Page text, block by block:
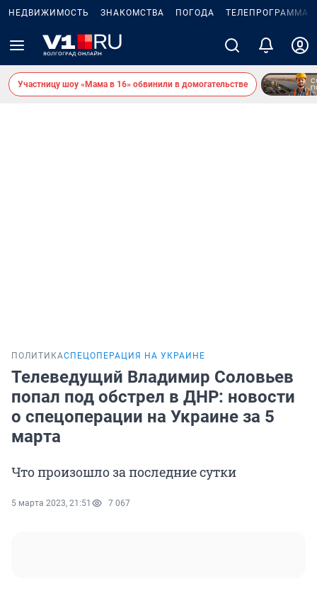
НЕДВИЖИМОСТЬ ЗНАКОМСТВА ПОГОДА ТЕЛЕПРОГРАММА
Участницу шоу «Мама в 16» обвинили в домогательстве
ПОЛИТИКАСПЕЦОПЕРАЦИЯ НА УКРАИНЕ
Телеведущий Владимир Соловьев
попал под обстрел в ДНР: новости
о спецоперации на Украине за 5
марта
Что произошло за последние сутки
5 марта 2023, 21:51 7 067